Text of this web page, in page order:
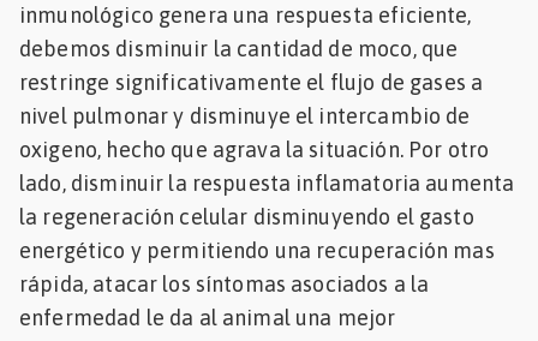
inmunológico genera una respuesta eficiente,
debemos disminuir la cantidad de moco, que
restringe significativamente el flujo de gases a
nivel pulmonar y disminuye el intercambio de
oxigeno, hecho que agrava la situación. Por otro
lado, disminuir la respuesta inflamatoria aumenta
la regeneración celular disminuyendo el gasto
energético y permitiendo una recuperación mas
rápida, atacar los síntomas asociados a la
enfermedad le da al animal una mejor